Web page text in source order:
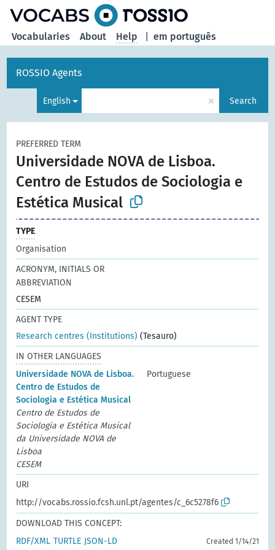
em português
Vocabularies About Help
ROSSIO Agents
English × Search
PREFERRED TERM
Universidade NOVA de Lisboa.
Centro de Estudos de Sociologia e
Estética Musical
TYPE
Organisation
ACRONYM, INITIALS OR
ABBREVIATION
CESEM
AGENT TYPE
Research centres (Institutions) (Tesauro)
IN OTHER LANGUAGES
Universidade NOVA de Lisboa.
Centro de Estudos de
Sociologia e Estética Musical
Portuguese
Centro de Estudos de
Sociologia e Estética Musical
da Universidade NOVA de
Lisboa
CESEM
URI
http://vocabs.rossio.fcsh.unl.pt/agentes/c_6c5278f6
DOWNLOAD THIS CONCEPT:
RDF/XML TURTLE JSON-LD Created 1/14/21